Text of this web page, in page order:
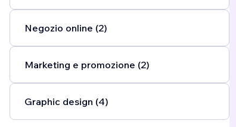
Negozio online (2)
Marketing e promozione (2)
Graphic design (4)